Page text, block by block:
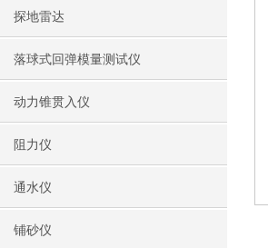
探地雷达
落球式回弹模量测试仪
动力锥贯入仪
阻力仪
通水仪
铺砂仪